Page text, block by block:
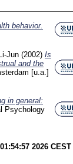
behavior.
Jun (2002) Is
and the
[u.a.]
in general:
Psychology
2026 CEST